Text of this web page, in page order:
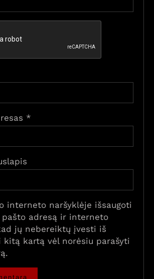
*
interneto naršyklėje išsaugoti
pašto adresą ir interneto
jų nebereiktų įvesti iš
kitą kartą vėl norėsiu parašyti